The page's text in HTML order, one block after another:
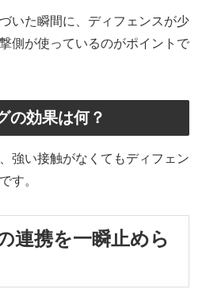
いた瞬間に、ディフェンスが少
側が使っているのがポイントで
の効果は何？
強い接触がなくてもディフェン
す。
連携を一瞬止めら